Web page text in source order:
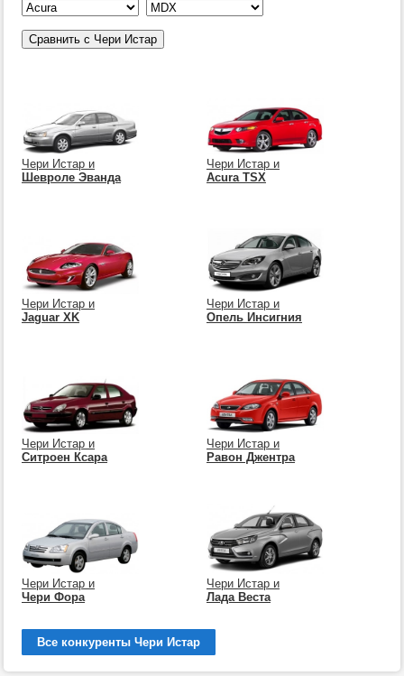
Чери Истар и
Шевроле Эванда
Чери Истар и
Acura TSX
Чери Истар и
Jaguar XK
Чери Истар и
Опель Инсигния
Чери Истар и
Ситроен Ксара
Чери Истар и
Равон Джентра
Чери Истар и
Чери Фора
Чери Истар и
Лада Веста
Все конкуренты Чери Истар